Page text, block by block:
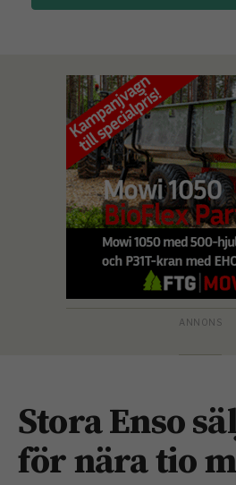
Stora Enso
för nära tio